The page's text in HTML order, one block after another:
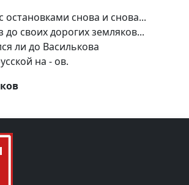
остановками снова и снова...
до своих дорогих земляков...
ли до Василькова
на - ов.